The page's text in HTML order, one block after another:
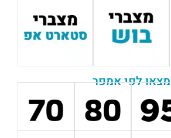
מצאו לפי אמפר